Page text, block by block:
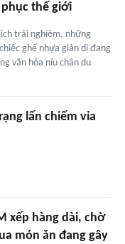
thế giới
trải nghiệm, những
ghế nhựa giản dị đang
văn hóa níu chân du
lấn chiếm vỉa
xếp hàng dài, chờ
món ăn đang gây